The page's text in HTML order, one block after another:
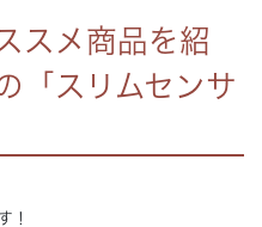
スメ商品を紹
「スリムセンサ
！